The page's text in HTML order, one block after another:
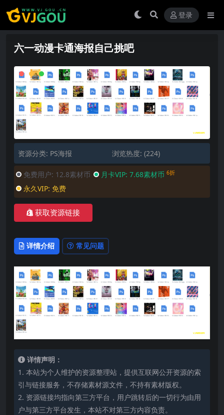
登录
六一动漫卡通海报自己挑吧
资源分类: PS海报 浏览热度: (224)
免费用户: 12.8素材币 月卡VIP: 7.68素材币 6折
永久VIP: 免费
获取资源链接
详情介绍 常见问题
详情声明：
1. 本站为个人维护的资源整理站，提供互联网公开资源的索
引与链接服务，不存储素材源文件，不持有素材版权。
2. 资源链接均指向第三方平台，用户跳转后的一切行为由用
户与第三方平台发生，本站不对第三方内容负责。